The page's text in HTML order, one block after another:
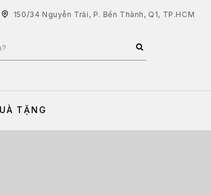
150/34 Nguyễn Trãi, P. Bến Thành, Q1, TP.HCM
TẶNG